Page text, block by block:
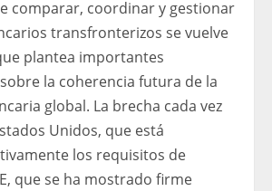
comparar, coordinar y gestionar
transfronterizos se vuelve
plantea importantes
la coherencia futura de la
global. La brecha cada vez
Unidos, que está
los requisitos de
que se ha mostrado firme